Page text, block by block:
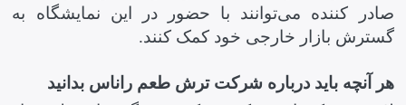
صادر کننده می‌توانند با حضور در این نمایشگاه به
گسترش بازار خارجی خود کمک کنند.
هر آنچه باید درباره شرکت ترش طعم راناس بدانید